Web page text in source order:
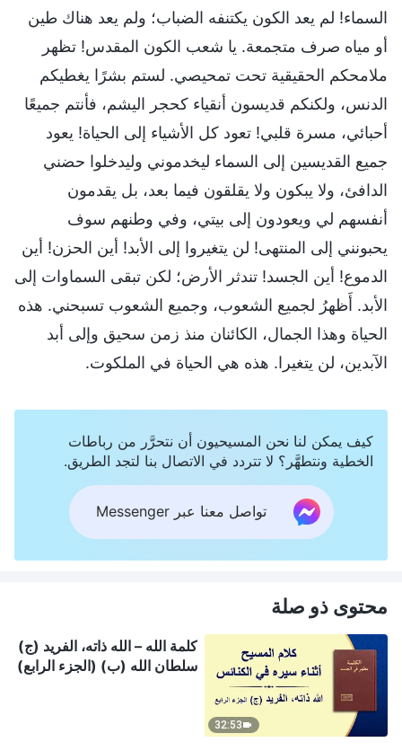
السماء! لم يعد الكون يكتنفه الضباب؛ ولم يعد هناك طين
أو مياه صرف متجمعة. يا شعب الكون المقدس! تظهر
ملامحكم الحقيقية تحت تمحيصي. لستم بشرًا يغطيكم
الدنس، ولكنكم قديسون أنقياء كحجر اليشم، فأنتم جميعًا
أحبائي، مسرة قلبي! تعود كل الأشياء إلى الحياة! يعود
جميع القديسين إلى السماء ليخدموني وليدخلوا حضني
الدافئ، ولا يبكون ولا يقلقون فيما بعد، بل يقدمون
أنفسهم لي ويعودون إلى بيتي، وفي وطنهم سوف
يحبونني إلى المنتهى! لن يتغيروا إلى الأبد! أين الحزن! أين
الدموع! أين الجسد! تندثر الأرض؛ لكن تبقى السماوات إلى
الأبد. أَظهرُ لجميع الشعوب، وجميع الشعوب تسبحني. هذه
الحياة وهذا الجمال، الكائنان منذ زمن سحيق وإلى أبد
الآبدين، لن يتغيرا. هذه هي الحياة في الملكوت.
كيف يمكن لنا نحن المسيحيون أن نتحرَّر من رباطات
الخطية ونتطهَّر؟ لا تتردد في الاتصال بنا لتجد الطريق.
تواصل معنا عبر Messenger
محتوى ذو صلة
32:53
كلمة الله – الله ذاته، الفريد (ج)
سلطان الله (ب) (الجزء الرابع)